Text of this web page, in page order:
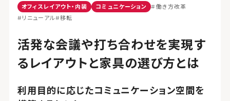
オフィスレイアウト・内装 コミュニケーション
#働き方改革
#リニューアル#移転
活発な会議や打ち合わせを実現す
るレイアウトと家具の選び方とは
利用目的に応じたコミュニケーション空間を